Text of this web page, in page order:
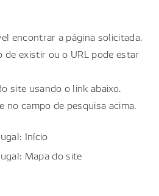
encontrar a página solicitada.
de existir ou o URL pode estar
site usando o link abaixo.
no campo de pesquisa acima.
Início
Mapa do site